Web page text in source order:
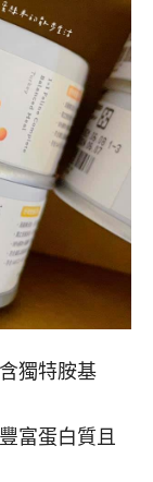
獨特胺基
富蛋白質且